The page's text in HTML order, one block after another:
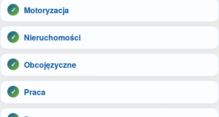
Motoryzacja
Nieruchomości
Obcojęzyczne
Praca